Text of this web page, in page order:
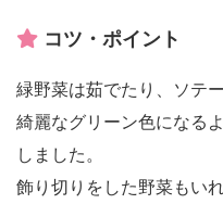
コツ・ポイント
緑野菜は茹でたり、ソテ
綺麗なグリーン色になる
しました。
飾り切りをした野菜もい